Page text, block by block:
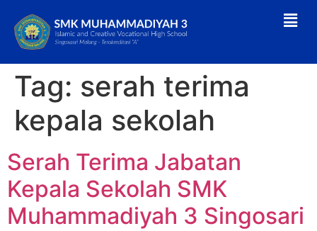
Tag: serah terima
kepala sekolah
Serah Terima Jabatan
Kepala Sekolah SMK
Muhammadiyah 3 Singosari